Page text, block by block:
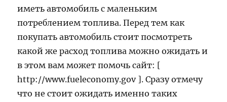
иметь автомобиль с маленьким
потреблением топлива. Перед тем как
покупать автомобиль стоит посмотреть
какой же расход топлива можно ожидать и
в этом вам может помочь сайт: [
http://www.fueleconomy.gov ]. Сразу отмечу
что не стоит ожидать именно таких